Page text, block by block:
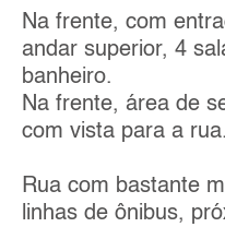
Na frente, com
andar superior, 4
banheiro.
Na frente, área de
com vista para a rua.
Rua com bastante
linhas de ônibus,